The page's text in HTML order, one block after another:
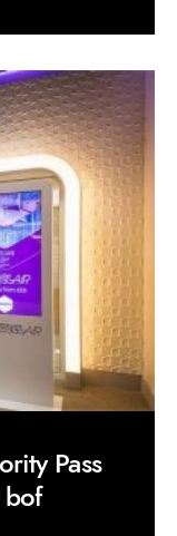
Pass
bof